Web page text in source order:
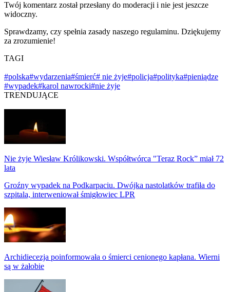
Twój komentarz został przesłany do moderacji i nie jest jeszcze
widoczny.
Sprawdzamy, czy spełnia zasady naszego regulaminu. Dziękujemy
za zrozumienie!
TAGI
#polska#wydarzenia#śmierć# nie żyje#policja#polityka#pieniądze
#wypadek#karol nawrocki#nie żyje
TRENDUJĄCE
Nie żyje Wiesław Królikowski. Współtwórca "Teraz Rock” miał 72
lata
Groźny wypadek na Podkarpaciu. Dwójka nastolatków trafiła do
szpitala, interweniował śmigłowiec LPR
Archidiecezja poinformowała o śmierci cenionego kapłana. Wierni
są w żałobie